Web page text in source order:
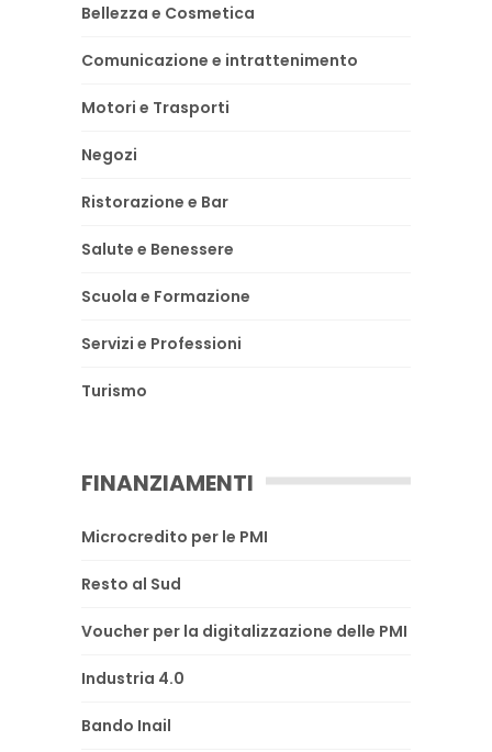
Bellezza e Cosmetica
Comunicazione e intrattenimento
Motori e Trasporti
Negozi
Ristorazione e Bar
Salute e Benessere
Scuola e Formazione
Servizi e Professioni
Turismo
FINANZIAMENTI
Microcredito per le PMI
Resto al Sud
Voucher per la digitalizzazione delle PMI
Industria 4.0
Bando Inail